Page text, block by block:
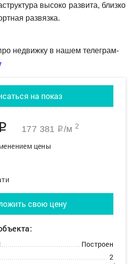
высоко развита, близко
развязка.
недвижку в нашем телеграм-
на показ
177 381 q/м 2
цены
свою цену
Построен
2